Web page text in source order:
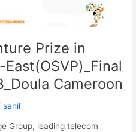
Prize in
Cameroon
sahil
Group, leading telecom